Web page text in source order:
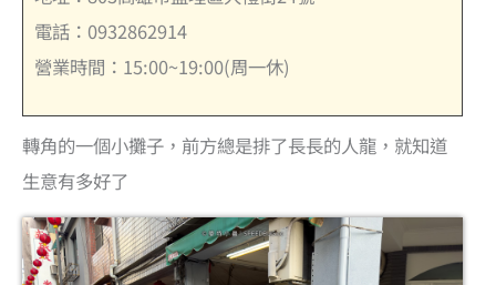
電話：0932862914
營業時間：15:00~19:00(周一休)
轉角的一個小攤子，前方總是排了長長的人龍，就知道
生意有多好了